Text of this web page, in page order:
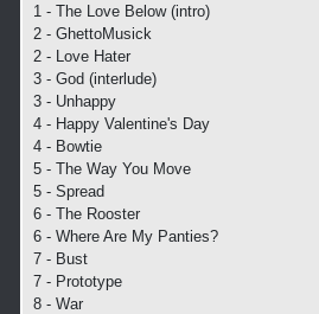
1 - The Love Below (intro)
2 - GhettoMusick
2 - Love Hater
3 - God (interlude)
3 - Unhappy
4 - Happy Valentine's Day
4 - Bowtie
5 - The Way You Move
5 - Spread
6 - The Rooster
6 - Where Are My Panties?
7 - Bust
7 - Prototype
8 - War